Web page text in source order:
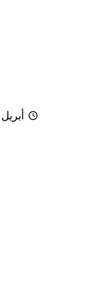
أبريل 28, 2026